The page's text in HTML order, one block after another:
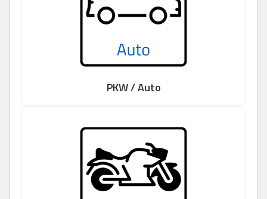
PKW / Auto